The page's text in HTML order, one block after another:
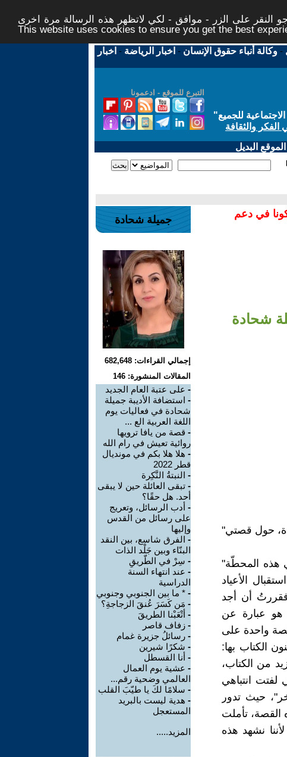
النقر على الزر - موافق - لكي لاتظهر هذه الرسالة مرة اخرى -
This website uses cookies to ensure you get the best
-وكالة أنباء حقوق الإنسان - اخبار الرياضة - اخبار
التبرع للموقع - ادعمونا
للجميع"
والثقافة
البديل
في دعم
شحادة
حول قصتي"
هذه المحطّة"
الأعياد
فقررتُ أن أجد
هو عبارة عن
واحدة على
الكتاب بها:
من الكتاب،
انتباهي
حيث تدور
تأملت
نشهد هذه
جميلة شحادة
إجمالي القراءات: 682,648
المقالات المنشورة: 146
- على عتبة العام الجديد
- استضافة الأديبة جميلة
شحادة في فعاليات يوم
اللغة العربية الع ...
- قصة من يافا ترويها
روائية تعيش في رام الله
- هلا هلا بكم في مونديال
قطر 2022
- النبتةُ النَّكِرة
- تبقى العائلة حين لا يبقى
أحد. هل حقًا؟
- أدب الرسائل، وتعريج
على رسائل من القدس
وإليها
- الفرق شاسع، بين النقد
البنّاء وبين جَلْد الذات
- سِرْ في الطّريقِ
- عند انتهاء السنة
الدراسية
- * ما بين الجنوبي وجنوبي
- مَن كَسَرَ عُنقَ الزجاجةِ؟
- أتْعَبْنا الطريقَ
- زفاف قاصر
- رسائلُ جزيرة غمام
- شكرًا شيرين
- أنا القسطل
- عشية يوم العمال
العالمي وضحية رقم...
- سلامًا لكَ يا طيّبَ القلب
- هدية ليست بالبريد
المستعجل
المزيد.....